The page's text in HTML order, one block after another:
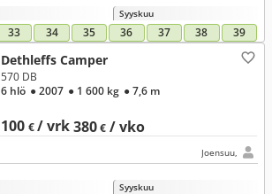
Syyskuu
33 34 35 36 37 38 39
Dethleffs Camper
100 €/ vrk380€ / vko
570 DB
6 hlö ● 2007 ● 1 600 kg ● 7,6 m
Joensuu,
Syyskuu